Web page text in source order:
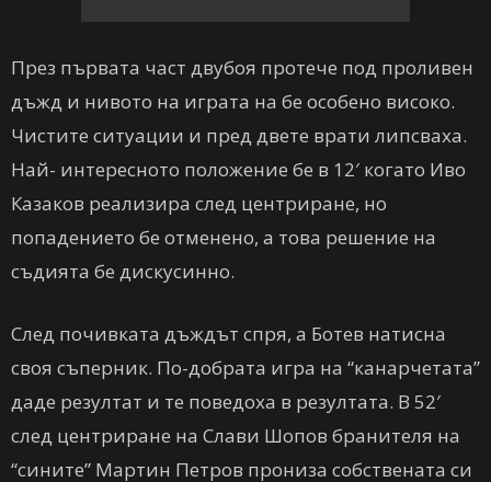
През първата част двубоя протече под проливен
дъжд и нивото на играта на бе особено високо.
Чистите ситуации и пред двете врати липсваха.
Най- интересното положение бе в 12′ когато Иво
Казаков реализира след центриране, но
попадението бе отменено, а това решение на
съдията бе дискусинно.
След почивката дъждът спря, а Ботев натисна
своя съперник. По-добрата игра на “канарчетата”
даде резултат и те поведоха в резултата. В 52′
след центриране на Слави Шопов бранителя на
“сините” Мартин Петров прониза собствената си